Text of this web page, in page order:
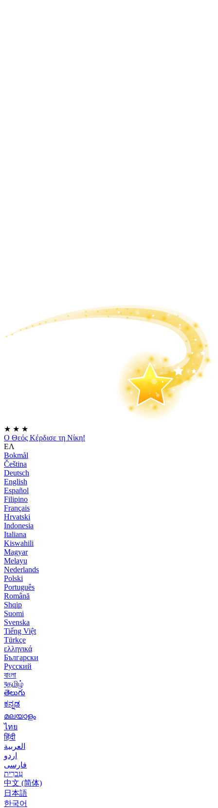
★ ★ ★
Ο Θεός Κέρδισε τη Νίκη!
ΕΛ
Bokmål
Čeština
Deutsch
English
Español
Filipino
Français
Hrvatski
Indonesia
Italiana
Kiswahili
Magyar
Melayu
Nederlands
Polski
Português
Română
Shqip
Suomi
Svenska
Tiếng Việt
Türkçe
ελληνικά
Български
Русский
বাংলা
বதமிழ்
తెలుగు
ಕನ್ನಡ
മലയാളം
ไทย
हिंदी
العربية
اردو
فارسی
עִברִית
中文 (简体)
日本語
한국어